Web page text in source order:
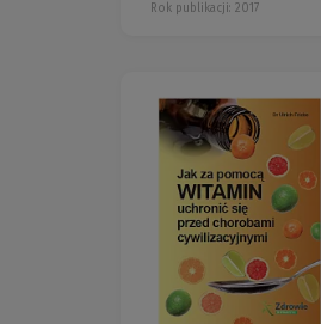
Rok publikacji: 2017